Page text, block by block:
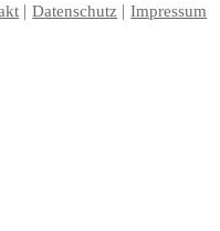
Datenschutz Impressum